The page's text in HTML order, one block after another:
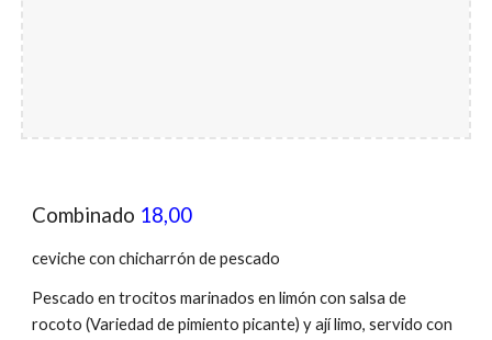
Combinado 18,00
ceviche con chicharrón de pescado
Pescado en trocitos marinados en limón con salsa de
rocoto (Variedad de pimiento picante) y ají limo, servido con